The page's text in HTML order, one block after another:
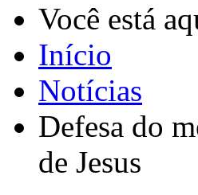
Você está
Início
Notícias
Defesa do
de Jesus